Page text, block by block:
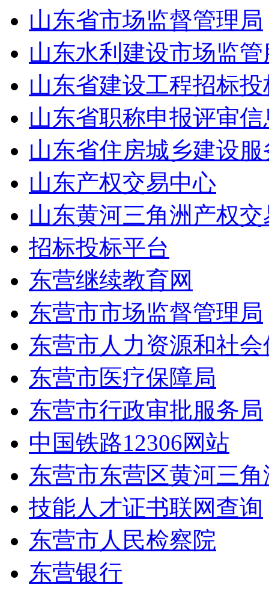
山东省市场监督管理局
山东水利建设市场监
山东省建设工程招标
山东省职称申报评审
山东省住房城乡建设
山东产权交易中心
山东黄河三角洲产权
招标投标平台
东营继续教育网
东营市市场监督管理局
东营市人力资源和社
东营市医疗保障局
东营市行政审批服务局
中国铁路12306网站
东营市东营区黄河三
技能人才证书联网查询
东营市人民检察院
东营银行